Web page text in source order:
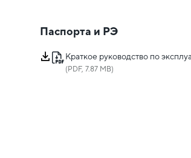
Паспорта и РЭ
Краткое руководство по
(PDF, 7.87 MB)